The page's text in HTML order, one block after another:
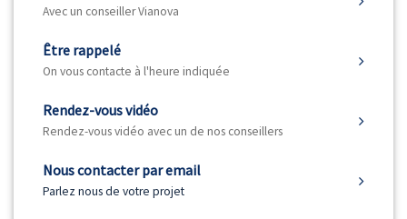
Avec un conseiller Vianova
Être rappelé
On vous contacte à l'heure indiquée
Rendez-vous vidéo
Rendez-vous vidéo avec un de nos conseillers
Nous contacter par email
Parlez nous de votre projet